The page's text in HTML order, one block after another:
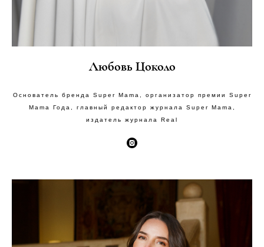
Любовь Цоколо
Основатель бренда Super Mama, организатор премии Super
Mama Года, главный редактор журнала Super Mama,
издатель журнала Real